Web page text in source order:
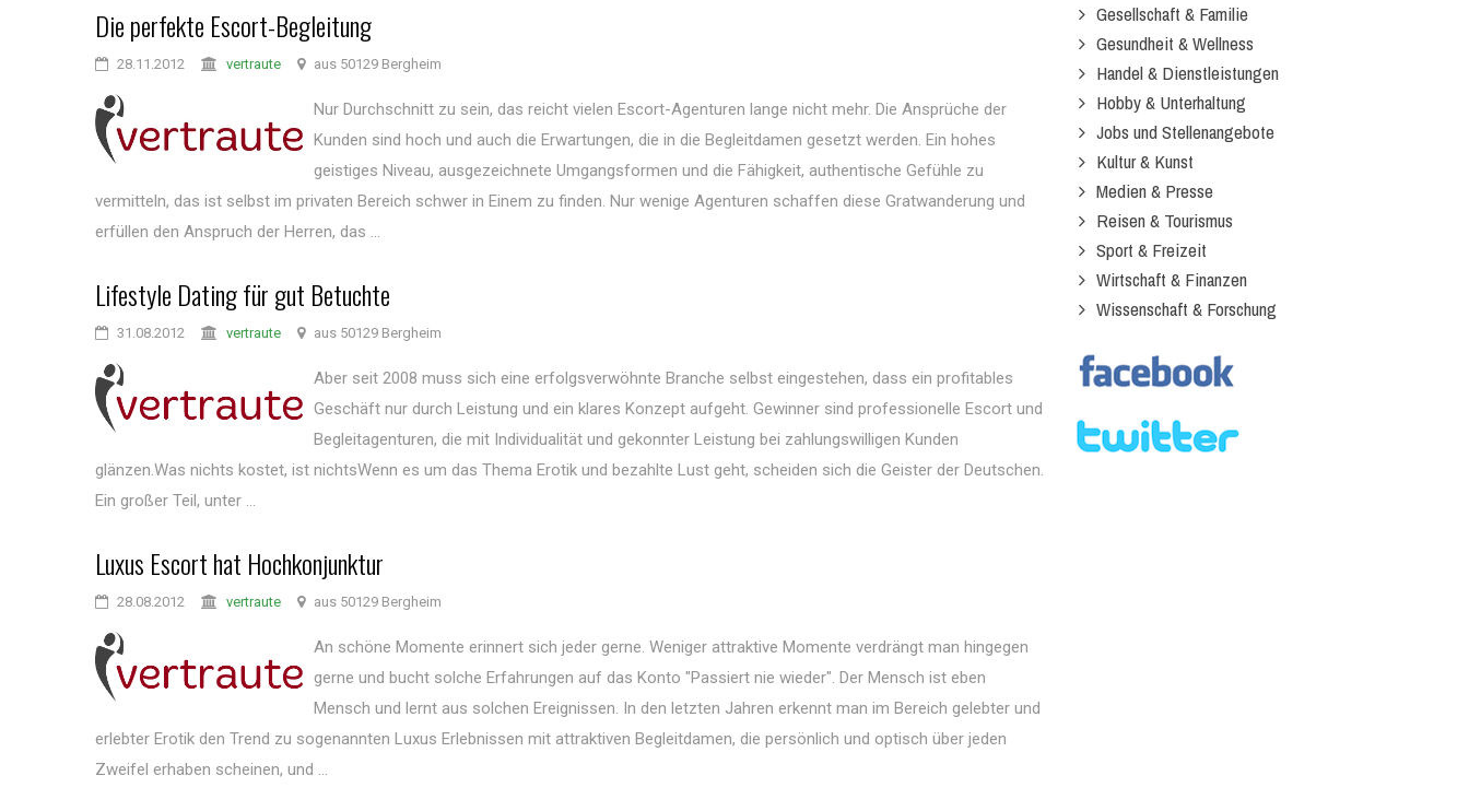
Die perfekte Escort-Begleitung
28.11.2012 vertraute aus 50129 Bergheim
Nur Durchschnitt zu sein, das reicht vielen Escort-Agenturen lange nicht mehr. Die Ansprüche der
Kunden sind hoch und auch die Erwartungen, die in die Begleitdamen gesetzt werden. Ein hohes
geistiges Niveau, ausgezeichnete Umgangsformen und die Fähigkeit, authentische Gefühle zu
vermitteln, das ist selbst im privaten Bereich schwer in Einem zu finden. Nur wenige Agenturen schaffen diese Gratwanderung und
erfüllen den Anspruch der Herren, das ...
Lifestyle Dating für gut Betuchte
31.08.2012 vertraute aus 50129 Bergheim
Aber seit 2008 muss sich eine erfolgsverwöhnte Branche selbst eingestehen, dass ein profitables
Geschäft nur durch Leistung und ein klares Konzept aufgeht. Gewinner sind professionelle Escort und
Begleitagenturen, die mit Individualität und gekonnter Leistung bei zahlungswilligen Kunden
glänzen.Was nichts kostet, ist nichtsWenn es um das Thema Erotik und bezahlte Lust geht, scheiden sich die Geister der Deutschen.
Ein großer Teil, unter ...
Luxus Escort hat Hochkonjunktur
28.08.2012 vertraute aus 50129 Bergheim
An schöne Momente erinnert sich jeder gerne. Weniger attraktive Momente verdrängt man hingegen
gerne und bucht solche Erfahrungen auf das Konto "Passiert nie wieder". Der Mensch ist eben
Mensch und lernt aus solchen Ereignissen. In den letzten Jahren erkennt man im Bereich gelebter und
erlebter Erotik den Trend zu sogenannten Luxus Erlebnissen mit attraktiven Begleitdamen, die persönlich und optisch über jeden
Zweifel erhaben scheinen, und ...
Gesellschaft & Familie
Gesundheit & Wellness
Handel & Dienstleistungen
Hobby & Unterhaltung
Jobs und Stellenangebote
Kultur & Kunst
Medien & Presse
Reisen & Tourismus
Sport & Freizeit
Wirtschaft & Finanzen
Wissenschaft & Forschung